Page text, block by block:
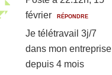
février
RÉPONDRE
Je télétravail 3j/7
dans mon entreprise
depuis 4 mois